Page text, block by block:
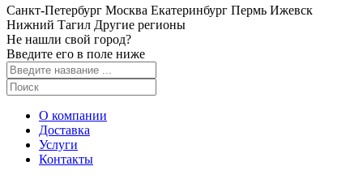
Санкт-Петербург Москва Екатеринбург Пермь Ижевск
Нижний Тагил Другие регионы
Не нашли свой город?
Введите его в поле ниже
О компании
Доставка
Услуги
Контакты